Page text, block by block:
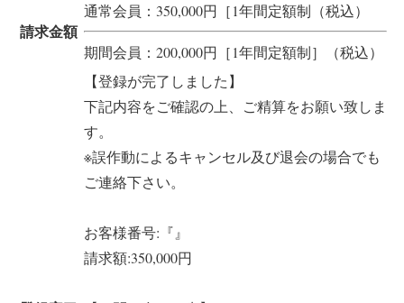
請求金額
通常会員：350,000円［1年間定額制（税込）
期間会員：200,000円［1年間定額制］（税込）
【登録が完了しました】
下記内容をご確認の上、ご精算をお願い致しま
す。
※誤作動によるキャンセル及び退会の場合でも
ご連絡下さい。
お客様番号:『』
請求額:350,000円